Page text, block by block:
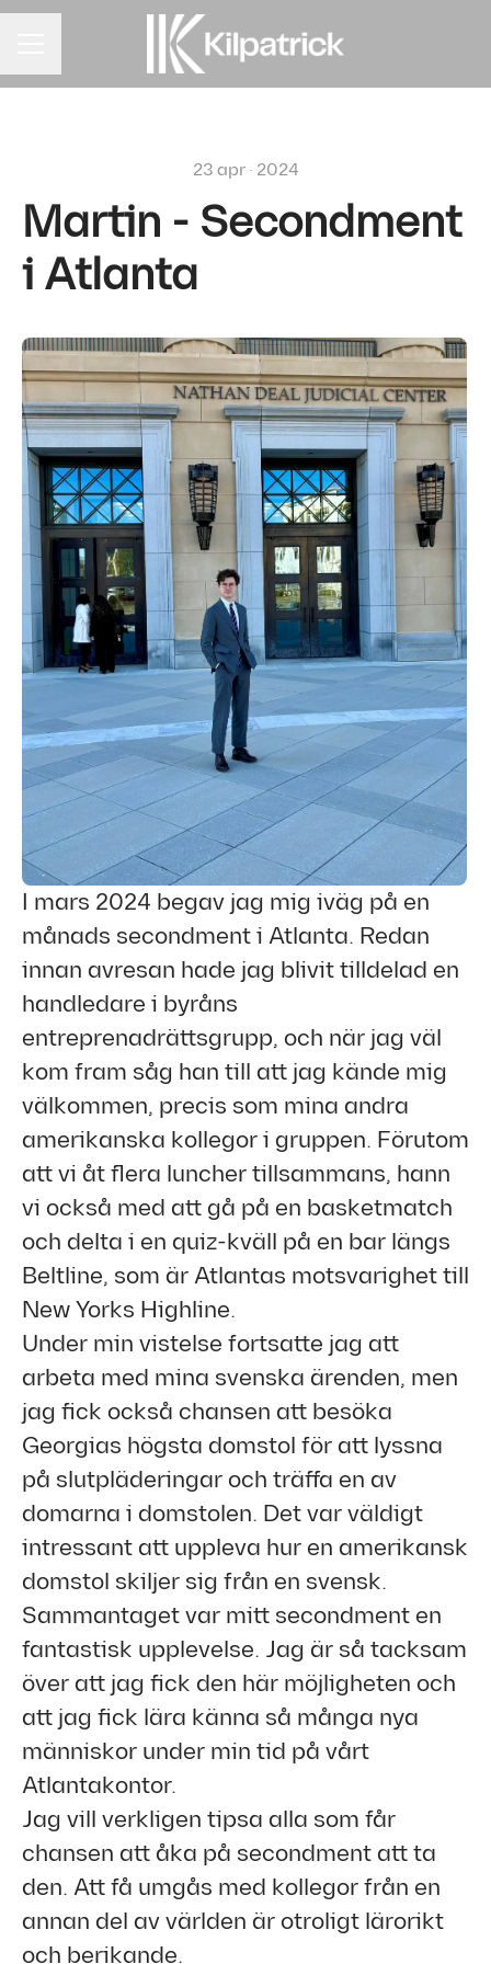
23 apr · 2024
Martin - Secondment
i Atlanta
I mars 2024 begav jag mig iväg på en
månads secondment i Atlanta. Redan
innan avresan hade jag blivit tilldelad en
handledare i byråns
entreprenadrättsgrupp, och när jag väl
kom fram såg han till att jag kände mig
välkommen, precis som mina andra
amerikanska kollegor i gruppen. Förutom
att vi åt flera luncher tillsammans, hann
vi också med att gå på en basketmatch
och delta i en quiz-kväll på en bar längs
Beltline, som är Atlantas motsvarighet till
New Yorks Highline.
Under min vistelse fortsatte jag att
arbeta med mina svenska ärenden, men
jag fick också chansen att besöka
Georgias högsta domstol för att lyssna
på slutpläderingar och träffa en av
domarna i domstolen. Det var väldigt
intressant att uppleva hur en amerikansk
domstol skiljer sig från en svensk.
Sammantaget var mitt secondment en
fantastisk upplevelse. Jag är så tacksam
över att jag fick den här möjligheten och
att jag fick lära känna så många nya
människor under min tid på vårt
Atlantakontor.
Jag vill verkligen tipsa alla som får
chansen att åka på secondment att ta
den. Att få umgås med kollegor från en
annan del av världen är otroligt lärorikt
och berikande.